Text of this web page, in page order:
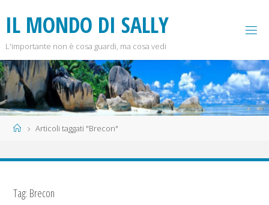
contenuto
IL MONDO DI SALLY
L'importante non è cosa guardi, ma cosa vedi
HomeArticoli taggati "Brecon"
Tag: Brecon